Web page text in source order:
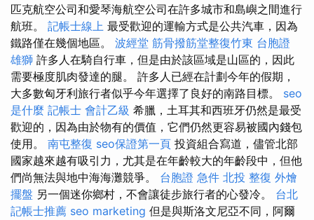
匹克航空公司和愛琴海航空公司在許多城市和島嶼之間進行
航班。 記帳士線上 最受歡迎的運輸方式是公共汽車，因為
鐵路僅在幾個地區。 波經堂 筋骨撥筋堂整復竹東 台胞證
雄獅 許多人在騎自行車，但是由於該區域是山區的，因此
需要極度肌肉發達的腿。 許多人已經在計劃今年的假期，
大多數匈牙利旅行者似乎今年選擇了良好的南路目標。 seo
是什麼 記帳士 會計乙級 希臘，土耳其和西班牙仍然是最受
歡迎的，因為由於物有的價值，它們仍然更容易被國內錢包
使用。 南屯整復 seo保證第一頁 投資組合寫道，儘管北部
國家越來越有吸引力，尤其是在年齡較大的年齡段中，但他
們尚無法與地中海海灘競爭。 台胞證 急件 北投 整復 外燴
擺盤 另一個迷你鄉村，不會讓徒步旅行者的心發冷。 台北
記帳士推薦 seo marketing 但是與斯洛文尼亞不同，阿爾